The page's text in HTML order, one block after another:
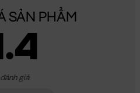
SẢN PHẨM
giá